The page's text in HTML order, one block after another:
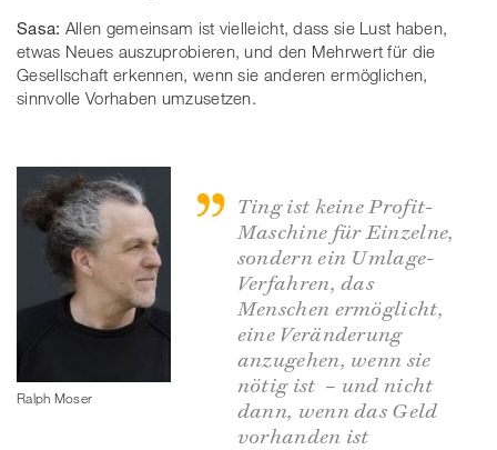
Sasa: Allen gemeinsam ist vielleicht, dass sie Lust haben,
etwas Neues auszuprobieren, und den Mehrwert für die
Gesellschaft erkennen, wenn sie anderen ermöglichen,
sinnvolle Vorhaben umzusetzen.
Ralph Moser
Ting ist keine Profit-
Maschine für Einzelne,
sondern ein Umlage-
Verfahren, das
Menschen ermöglicht,
eine Veränderung
anzugehen, wenn sie
nötig ist – und nicht
dann, wenn das Geld
vorhanden ist